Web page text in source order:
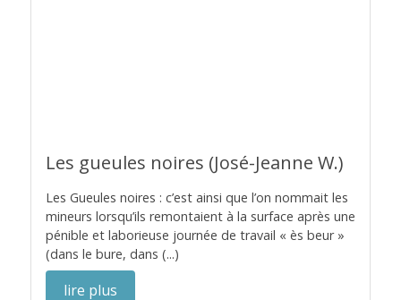
Les gueules noires (José-Jeanne W.)
Les Gueules noires : c’est ainsi que l’on nommait les
mineurs lorsqu’ils remontaient à la surface après une
pénible et laborieuse journée de travail « ès beur »
(dans le bure, dans (...)
lire plus